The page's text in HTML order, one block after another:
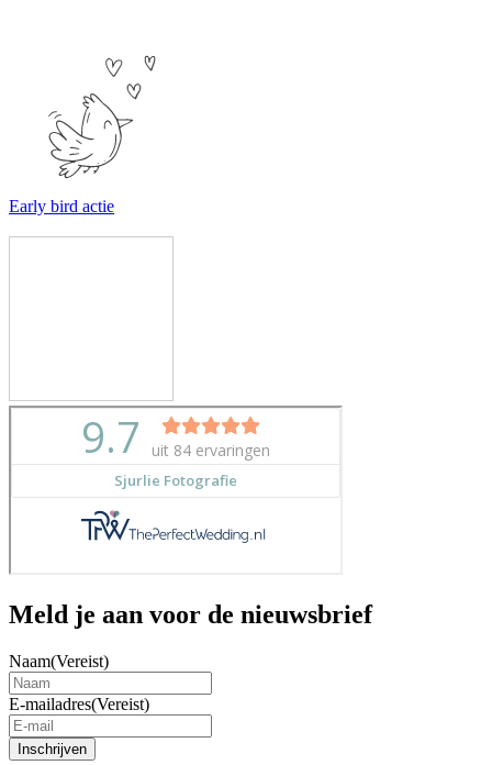
Early bird actie
Meld je aan voor de nieuwsbrief
Naam(Vereist)
E-mailadres(Vereist)
Inschrijven